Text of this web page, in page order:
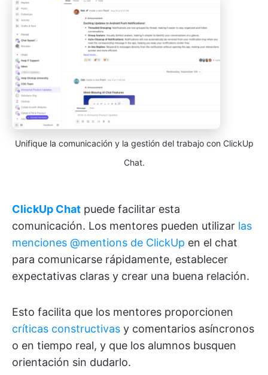
Unifique la comunicación y la gestión del trabajo con ClickUp
Chat.
ClickUp Chat puede facilitar esta
comunicación. Los mentores pueden utilizar las
menciones @mentions de ClickUp en el chat
para comunicarse rápidamente, establecer
expectativas claras y crear una buena relación.
Esto facilita que los mentores proporcionen
críticas constructivas y comentarios asíncronos
o en tiempo real, y que los alumnos busquen
orientación sin dudarlo.